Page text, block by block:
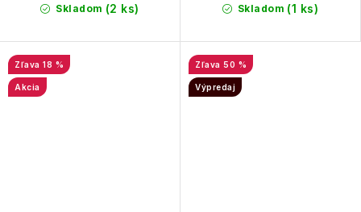
Skladom (2 ks) Skladom (1 ks)
18 %
Akcia
50 %
Výpredaj